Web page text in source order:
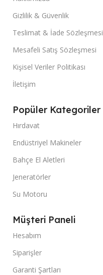
Gizlilik & Güvenlik
Teslimat & İade Sözleşmesi
Mesafeli Satış Sözleşmesi
Kişisel Veriler Politikası
İletişim
Popüler Kategoriler
Hırdavat
Endüstriyel Makineler
Bahçe El Aletleri
Jeneratörler
Su Motoru
Müşteri Paneli
Hesabım
Siparişler
Garanti Şartları